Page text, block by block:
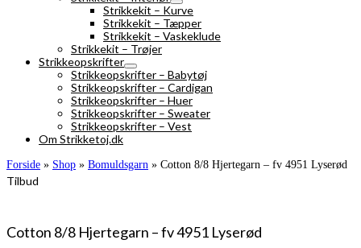
Strikkekit – Kurve
Strikkekit – Tæpper
Strikkekit – Vaskeklude
Strikkekit – Trøjer
Strikkeopskrifter
Strikkeopskrifter – Babytøj
Strikkeopskrifter – Cardigan
Strikkeopskrifter – Huer
Strikkeopskrifter – Sweater
Strikkeopskrifter – Vest
Om Strikketoj.dk
Forside » Shop » Bomuldsgarn » Cotton 8/8 Hjertegarn – fv 4951 Lyserød
Tilbud
Cotton 8/8 Hjertegarn – fv 4951 Lyserød